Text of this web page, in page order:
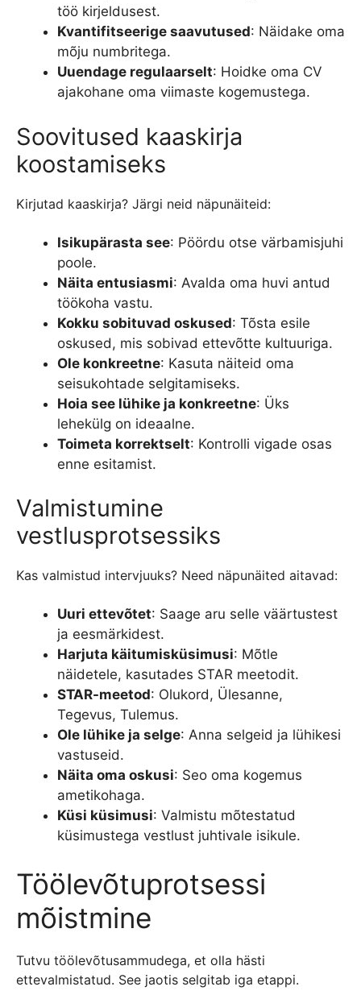
töö kirjeldusest.
Kvantifitseerige saavutused: Näidake oma
mõju numbritega.
Uuendage regulaarselt: Hoidke oma CV
ajakohane oma viimaste kogemustega.
Soovitused kaaskirja
koostamiseks
Kirjutad kaaskirja? Järgi neid näpunäiteid:
Isikupärasta see: Pöördu otse värbamisjuhi
poole.
Näita entusiasmi: Avalda oma huvi antud
töökoha vastu.
Kokku sobituvad oskused: Tõsta esile
oskused, mis sobivad ettevõtte kultuuriga.
Ole konkreetne: Kasuta näiteid oma
seisukohtade selgitamiseks.
Hoia see lühike ja konkreetne: Üks
lehekülg on ideaalne.
Toimeta korrektselt: Kontrolli vigade osas
enne esitamist.
Valmistumine
vestlusprotsessiks
Kas valmistud intervjuuks? Need näpunäited aitavad:
Uuri ettevõtet: Saage aru selle väärtustest
ja eesmärkidest.
Harjuta käitumisküsimusi: Mõtle
näidetele, kasutades STAR meetodit.
STAR-meetod: Olukord, Ülesanne,
Tegevus, Tulemus.
Ole lühike ja selge: Anna selgeid ja lühikesi
vastuseid.
Näita oma oskusi: Seo oma kogemus
ametikohaga.
Küsi küsimusi: Valmistu mõtestatud
küsimustega vestlust juhtivale isikule.
Töölevõtuprotsessi
mõistmine
Tutvu töölevõtusammudega, et olla hästi
ettevalmistatud. See jaotis selgitab iga etappi.